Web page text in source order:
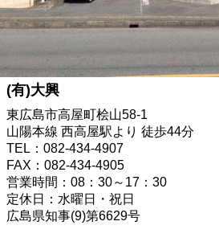
(有)大興
東広島市高屋町桧山58-1
山陽本線 西高屋駅より 徒歩44分
TEL：082-434-4907
FAX：082-434-4905
営業時間：08：30～17：30
定休日：水曜日・祝日
広島県知事(9)第6629号